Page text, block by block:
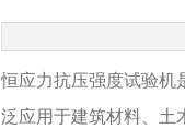
恒应力抗压强度试验机
泛应用于建筑材料、土